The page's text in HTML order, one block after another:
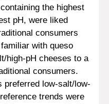
the highest
pH, were liked
consumers
with queso
high-pH cheeses to a
consumers.
preferred low-salt/low-
trends were